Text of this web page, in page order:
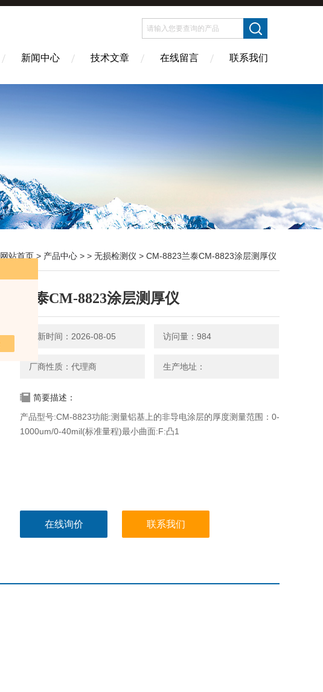
新闻中心 技术文章 在线留言 联系我们
网站首页 > 产品中心 > > 无损检测仪 > CM-8823兰泰CM-8823涂层测厚仪
兰泰CM-8823涂层测厚仪
更新时间：2026-08-05 访问量：984
厂商性质：代理商 生产地址：
简要描述：
产品型号:CM-8823功能:测量铝基上的非导电涂层的厚度测量范围：0-
1000um/0-40mil(标准量程)最小曲面:F:凸1
在线询价 联系我们